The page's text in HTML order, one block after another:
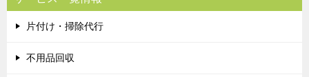
片付け・掃除代行
不用品回収